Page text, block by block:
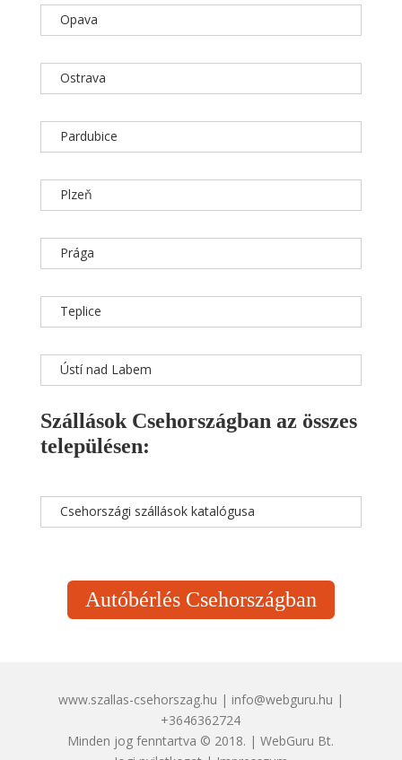
Opava
Ostrava
Pardubice
Plzeň
Prága
Teplice
Ústí nad Labem
Szállások Csehországban az összes
településen:
Csehországi szállások katalógusa
Autóbérlés Csehországban
www.szallas-csehorszag.hu | info@webguru.hu |
+3646362724
Minden jog fenntartva © 2018. | WebGuru Bt.